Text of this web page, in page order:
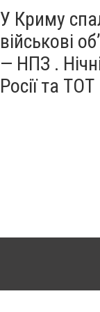
У Криму
військові
— НПЗ .
Росії та ТОТ